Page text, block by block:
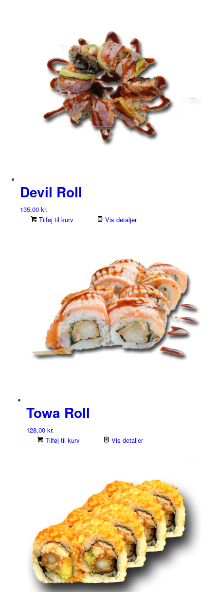
Devil Roll
135,00 kr.
Tilføj til kurv
Vis detaljer
Towa Roll
128,00 kr.
Tilføj til kurv
Vis detaljer